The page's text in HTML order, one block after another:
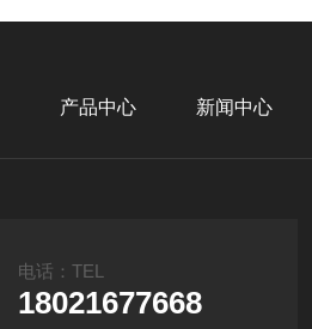
产品中心 新闻中心
电话：TEL
18021677668